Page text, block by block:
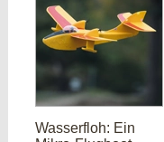
Wasserfloh: Ein